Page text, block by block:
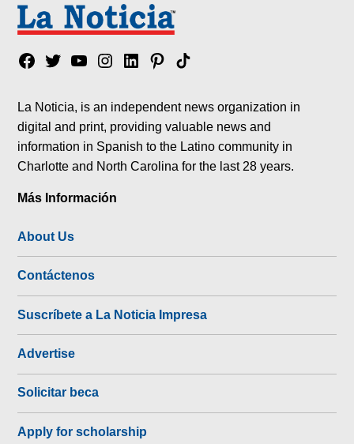
Facebook
TwitterYouTubeInstagram
LinkedinPinterest
Tik
La Noticia, is an independent news organization in
digital and print, providing valuable news and
information in Spanish to the Latino community in
Charlotte and North Carolina for the last 28 years.
Más Información
About Us
Contáctenos
Suscríbete a La Noticia Impresa
Advertise
Solicitar beca
Apply for scholarship